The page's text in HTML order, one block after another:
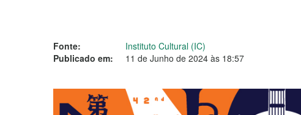
Fonte:
Instituto Cultural (IC)
Publicado em:
11 de Junho de 2024 às 18:57